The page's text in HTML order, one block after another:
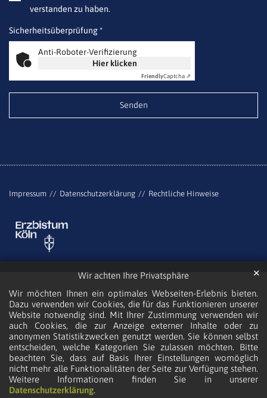
Wir achten Ihre Privatsphäre
Wir möchten Ihnen ein optimales Webseiten-Erlebnis bieten.
Dazu verwenden wir Cookies, die für das Funktionieren unserer
Website notwendig sind. Mit Ihrer Zustimmung verwenden wir
auch Cookies, die zur Anzeige externer Inhalte oder zu
anonymen Statistikzwecken genutzt werden. Sie können selbst
entscheiden, welche Kategorien Sie zulassen möchten. Bitte
beachten Sie, dass auf Basis Ihrer Einstellungen womöglich
nicht mehr alle Funktionalitäten der Seite zur Verfügung stehen.
Weitere Informationen finden Sie in unserer
Datenschutzerklärung.
✕
verstanden zu haben.
Sicherheitsüberprüfung *
Anti-Roboter-Verifizierung
Hier klicken
FriendlyCaptcha ⇗
Impressum Datenschutzerklärung Rechtliche Hinweise